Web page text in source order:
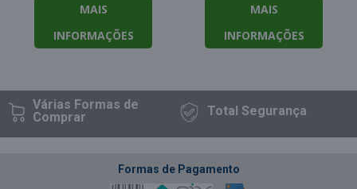
MAIS
INFORMAÇÕES
MAIS
INFORMAÇÕES
Várias Formasde
Comprar
TotalSegurança
Formas de Pagamento